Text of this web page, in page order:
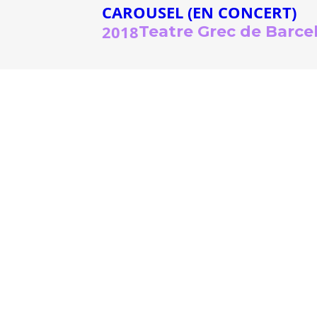
CAROUSEL (EN CONCERT)
2018Teatre Grec de